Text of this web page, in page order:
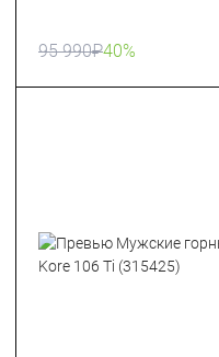
95 990₽40%